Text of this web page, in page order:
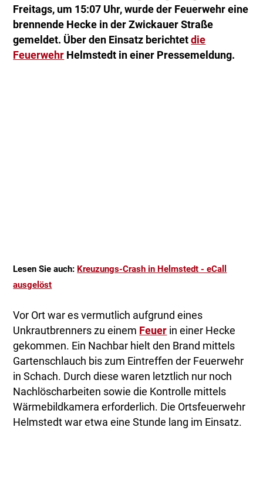
Freitags, um 15:07 Uhr, wurde der Feuerwehr eine
brennende Hecke in der Zwickauer Straße
gemeldet. Über den Einsatz berichtetdie
Feuerwehr Helmstedt in einer Pressemeldung.
Lesen Sie auch: Kreuzungs-Crash in Helmstedt - eCall
ausgelöst
Vor Ort war es vermutlich aufgrund eines
Unkrautbrenners zu einem Feuer in einer Hecke
gekommen. Ein Nachbar hielt den Brand mittels
Gartenschlauch bis zum Eintreffen der Feuerwehr
in Schach. Durch diese waren letztlich nur noch
Nachlöscharbeiten sowie die Kontrolle mittels
Wärmebildkamera erforderlich. Die Ortsfeuerwehr
Helmstedt war etwa eine Stunde lang im Einsatz.